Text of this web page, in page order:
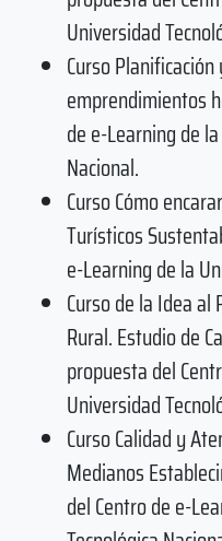
Universidad
Curso
emprendimientos
de e-Learning de
Nacional.
Curso Cómo
Turísticos
e-Learning de la
Curso de la Idea al
Rural. Estudio de
propuesta del
Universidad
Curso Calidad y
Medianos
del Centro de e-